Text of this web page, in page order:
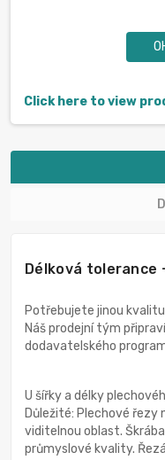
Click here to view
Délková tolerance
Potřebujete jinou
Náš prodejní tým
dodavatelského
U šířky a délky
Důležité: Plechové řezy
viditelnou oblast.
průmyslové kvality.